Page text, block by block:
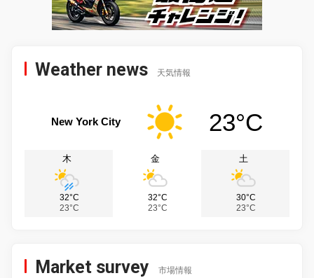
Weather news 天気情報
New York City 23°C
木
32°C
23°C
金
32°C
23°C
土
30°C
23°C
Market survey 市場情報